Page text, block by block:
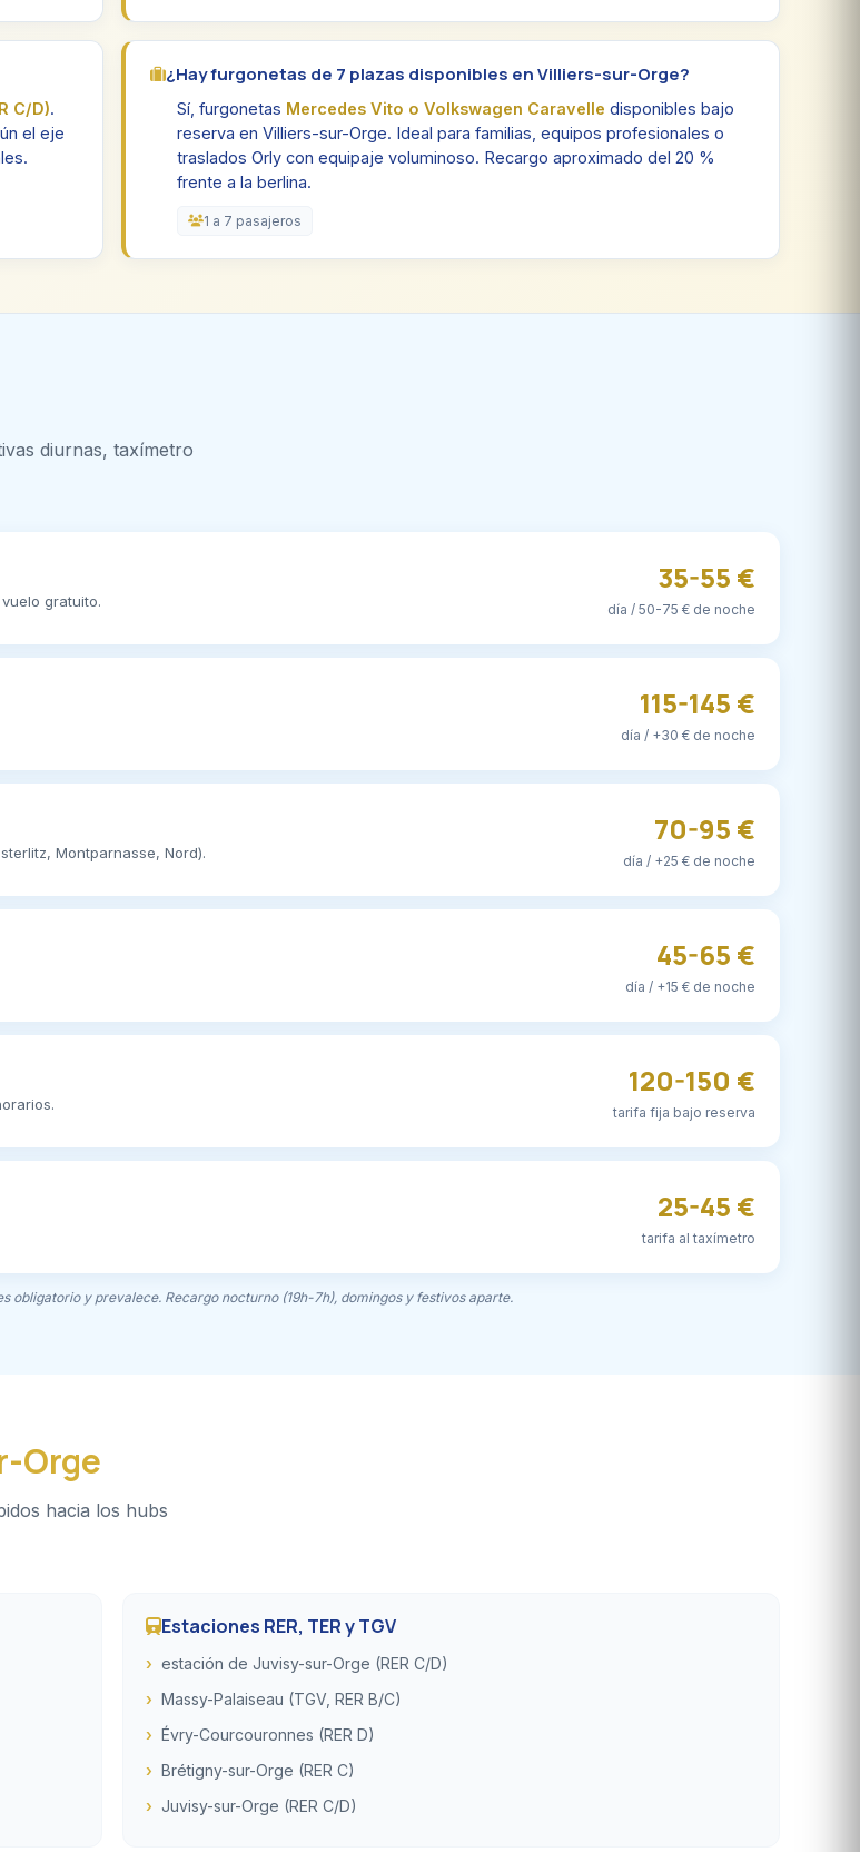
C/D).
el eje
¿Hay furgonetas de 7 plazas disponibles en Villiers-sur-Orge?
Sí, furgonetas Mercedes Vito o Volkswagen Caravelle disponibles bajo
reserva en Villiers-sur-Orge. Ideal para familias, equipos profesionales o
traslados Orly con equipaje voluminoso. Recargo aproximado del 20 %
frente a la berlina.
1 a 7 pasajeros
diurnas, taxímetro
gratuito.
35-55 €
día / 50-75 € de noche
115-145 €
día / +30 € de noche
Montparnasse, Nord).
70-95 €
día / +25 € de noche
45-65 €
día / +15 € de noche
120-150 €
tarifa fija bajo reserva
25-45 €
tarifa al taxímetro
obligatorio y prevalece. Recargo nocturno (19h-7h), domingos y festivos aparte.
Orge
hacia los hubs
Estaciones RER, TER y TGV
estación de Juvisy-sur-Orge (RER C/D)
Massy-Palaiseau (TGV, RER B/C)
Évry-Courcouronnes (RER D)
Brétigny-sur-Orge (RER C)
Juvisy-sur-Orge (RER C/D)